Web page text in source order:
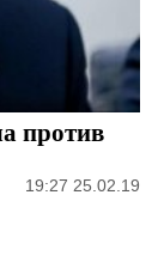
против
19:27 25.02.19